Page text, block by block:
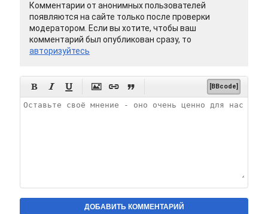
Комментарии от анонимных пользователей
появляются на сайте только после проверки
модератором. Если вы хотите, чтобы ваш
комментарий был опубликован сразу, то
авторизуйтесь
      [BBcode]